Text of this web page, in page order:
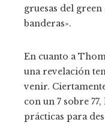
gruesas del
banderas».
En cuanto a
una revelación
venir.
con un 7 sobre
prácticas para